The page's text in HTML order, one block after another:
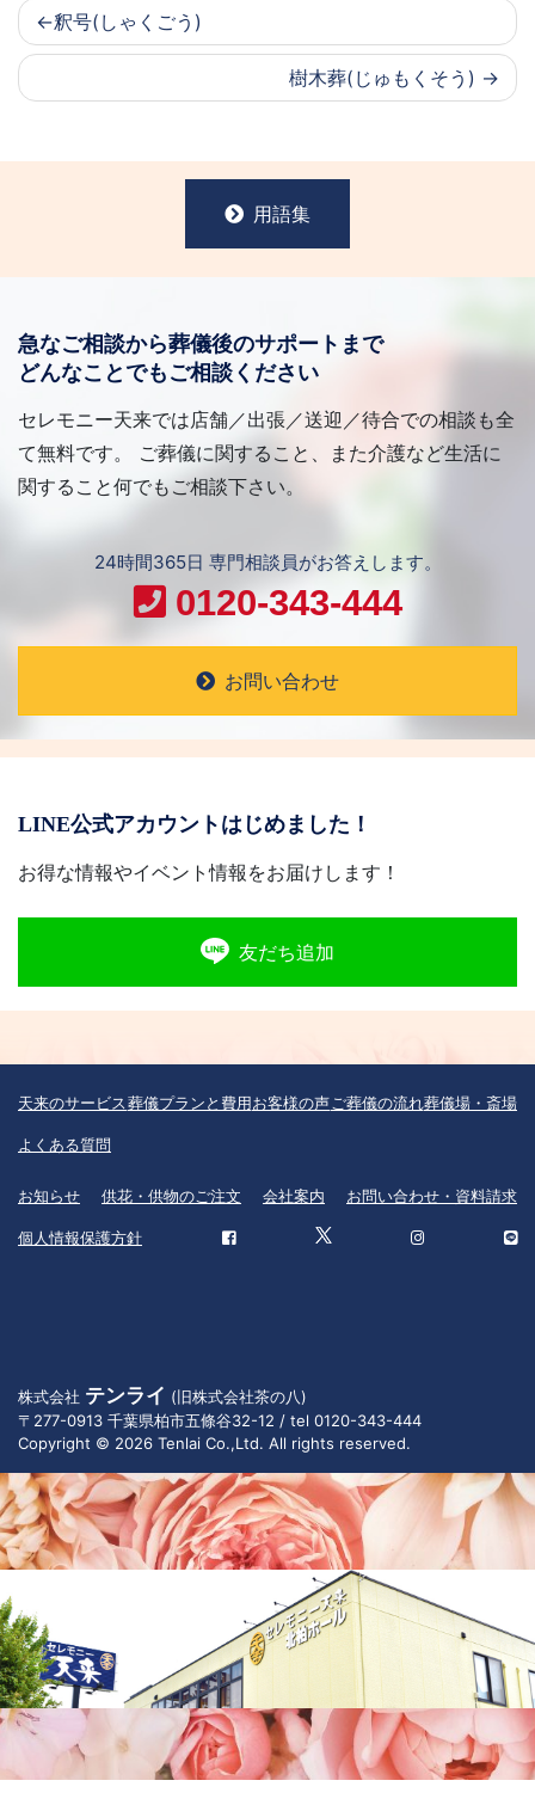
釈号(しゃくごう)
樹木葬(じゅもくそう)
用語集
急なご相談から葬儀後のサポートまで
どんなことでもご相談ください
セレモニー天来では店舗／出張／送迎／待合での相談も全
て無料です。 ご葬儀に関すること、また介護など生活に
関すること何でもご相談下さい。
24時間365日 専門相談員がお答えします。
0120-343-444
お問い合わせ
LINE公式アカウントはじめました！
お得な情報やイベント情報をお届けします！
友だち追加
天来のサービス葬儀プランと費用お客様の声 ご葬儀の流れ葬儀場・斎場
よくある質問
お知らせ 供花・供物のご注文 会社案内 お問い合わせ・資料請求
個人情報保護方針
株式会社 テンライ (旧株式会社茶の八)
〒277-0913 千葉県柏市五條谷32-12 / tel 0120-343-444
Copyright © 2026 Tenlai Co.,Ltd. All rights reserved.